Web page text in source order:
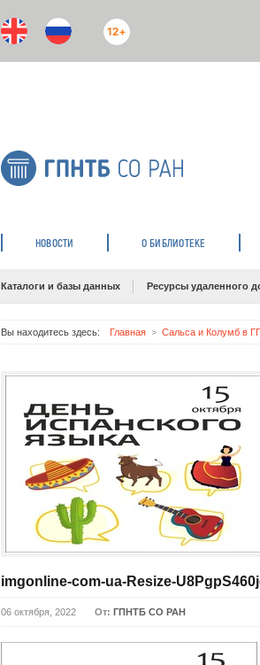
12+
НОВОСТИ О БИБЛИОТЕКЕ
Каталоги и базы данных Ресурсы удаленного
Вы находитесь здесь: Главная Сальса и Колумб в
imgonline-com-ua-Resize-
06 октября, 2022 От: ГПНТБ СО РАН